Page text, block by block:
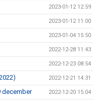
2023-01-12 12:59
2023-01-12 11:00
2023-01-04 15:50
2022-12-28 11:43
2022-12-23 08:54
2022-12-21 14:31
december 2022-12-20 15:04